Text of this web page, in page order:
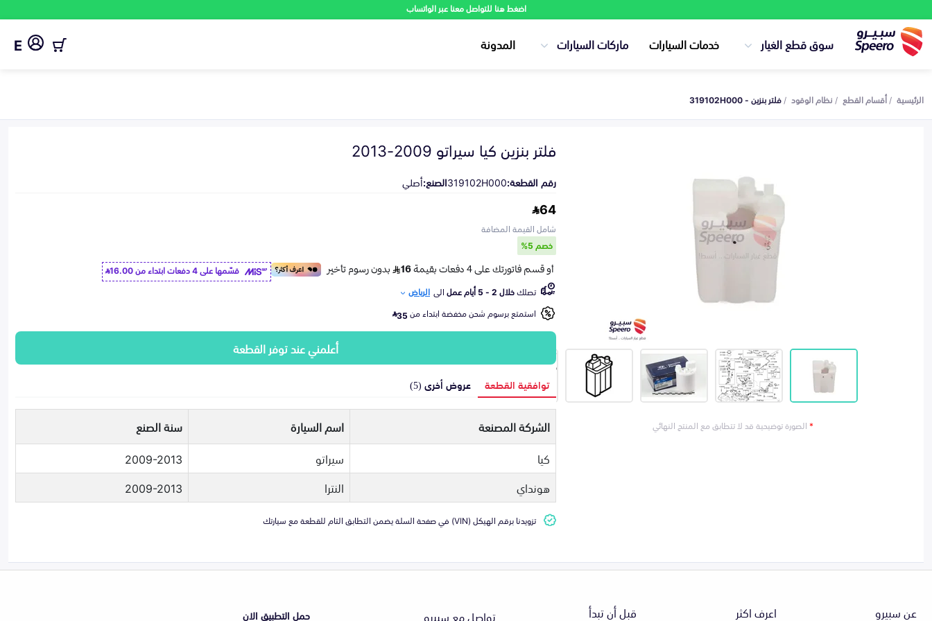
اضغط هنا للتواصل معنا عبر الواتساب
سوق قطع الغيار خدمات السيارات ماركات السيارات المدونة E
الرئيسية أقسام القطع نظام الوقود فلتر بنزين - 319102H000
*الصورة توضيحية قد لا تتطابق مع المنتج النهائي
فلتر بنزين كيا سيراتو 2009-2013
رقم القطعة:319102H000الصنع:أصلي
64
شامل القيمة المضافة
خصم 5%
قسّمها على 4 دفعات ابتداء من
16.00
تصلكخلال 2 - 5 أيام عمل الى الرياض
استمتع برسوم شحن مخفضة ابتداء من35
أعلمني عند توفر القطعة
توافقية القطعة عروض أخرى (5)
الشركة المصنعة اسم السيارة
سنة الصنع
كيا
سيراتو
2009-2013
هونداي
النترا 2009-2013
تزويدنا برقم الهيكل (VIN) في صفحة السلة يضمن التطابق التام للقطعة مع سيارتك
عن سبيرو اعرف اكثر قبل أن تبدأ تواصل مع سبيرو حمل التطبيق الان